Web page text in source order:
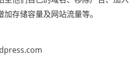
存储容量及网站流量等。